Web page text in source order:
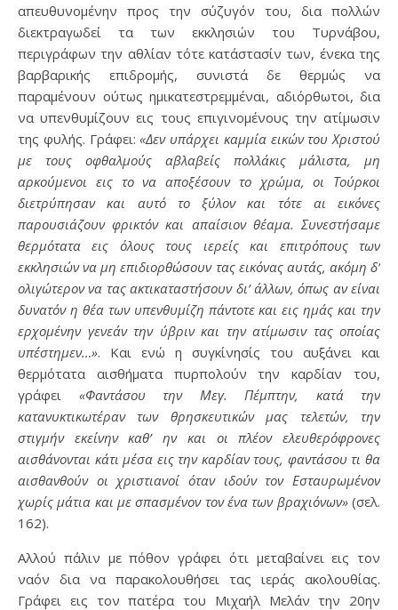
απευθυνομένην προς την σύζυγόν του, δια πολλών
διεκτραγωδεί τα των εκκλησιών του Τυρνάβου,
περιγράφων την αθλίαν τότε κατάστασίν των, ένεκα της
βαρβαρικής επιδρομής, συνιστά δε θερμώς να
παραμένουν ούτως ημικατεστρεμμέναι, αδιόρθωτοι, δια
να υπενθυμίζουν εις τους επιγινομένους την ατίμωσιν
της φυλής. Γράφει:«Δεν υπάρχει καμμία εικών του Χριστού
με τους οφθαλμούς αβλαβείς πολλάκις μάλιστα, μη
αρκούμενοι εις το να αποξέσουν το χρώμα, οι Τούρκοι
διετρύπησαν και αυτό το ξύλον και τότε αι εικόνες
παρουσιάζουν φρικτόν και απαίσιον θέαμα. Συνεστήσαμε
θερμότατα εις όλους τους ιερείς και επιτρόπους των
εκκλησιών να μη επιδιορθώσουν τας εικόνας αυτάς, ακόμη δ’
ολιγώτερον να τας ακτικαταστήσουν δι’ άλλων, όπως αν είναι
δυνατόν η θέα των υπενθυμίζη πάντοτε και εις ημάς και την
ερχομένην γενεάν την ύβριν και την ατίμωσιν τας οποίας
υπέστημεν…». Και ενώ η συγκίνησίς του αυξάνει και
θερμότατα αισθήματα πυρπολούν την καρδίαν του,
γράφει «Φαντάσου την Μεγ. Πέμπτην, κατά την
κατανυκτικωτέραν των θρησκευτικών μας τελετών, την
στιγμήν εκείνην καθ’ ην και οι πλέον ελευθερόφρονες
αισθάνονται κάτι μέσα εις την καρδίαν τους, φαντάσου τι θα
αισθανθούν οι χριστιανοί όταν ιδούν τον Εσταυρωμένον
χωρίς μάτια και με σπασμένον τον ένα των βραχιόνων»(σελ.
162).
Αλλού πάλιν με πόθον γράφει ότι μεταβαίνει εις τον
ναόν δια να παρακολουθήσει τας ιεράς ακολουθίας.
Γράφει εις τον πατέρα του Μιχαήλ Μελάν την 20ην